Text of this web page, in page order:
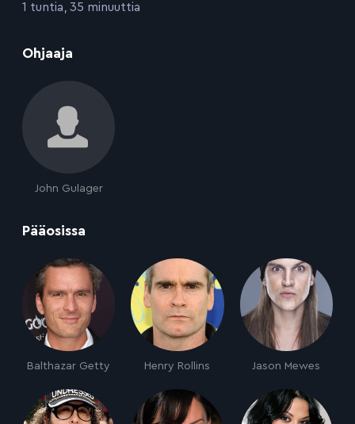
:1 tuntia, 35 minuuttia
Ohjaaja
John Gulager
Pääosissa
Balthazar Getty Henry Rollins Jason Mewes